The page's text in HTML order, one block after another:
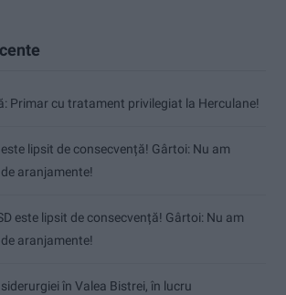
Primar cu tratament privilegiat la Herculane!
este lipsit de consecvență! Gârtoi: Nu am
aranjamente!
este lipsit de consecvență! Gârtoi: Nu am
aranjamente!
în Valea Bistrei, în lucru